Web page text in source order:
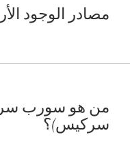
مصادر الوجود
من هو سورب
سركيس)؟